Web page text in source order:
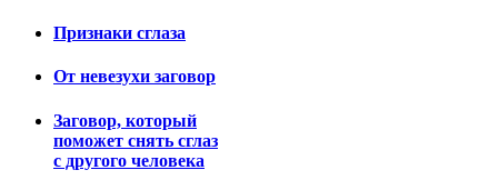
Признаки сглаза
От невезухи заговор
Заговор, который
поможет снять сглаз
с другого человека